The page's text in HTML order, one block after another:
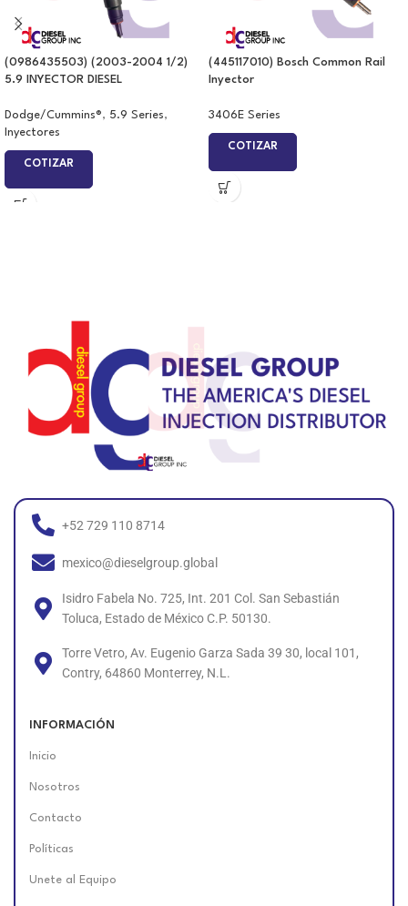
(0986435503) (2003-2004 1/2)
5.9 INYECTOR DIESEL
Dodge/Cummins®, 5.9 Series,
Inyectores
COTIZAR
(445117010) Bosch Common Rail
Inyector
3406E Series
COTIZAR
+52 729 110 8714
mexico@dieselgroup.global
Isidro Fabela No. 725, Int. 201 Col. San Sebastián
Toluca, Estado de México C.P. 50130.
Torre Vetro, Av. Eugenio Garza Sada 39 30, local 101,
Contry, 64860 Monterrey, N.L.
INFORMACIÓN
Inicio
Nosotros
Contacto
Políticas
Unete al Equipo